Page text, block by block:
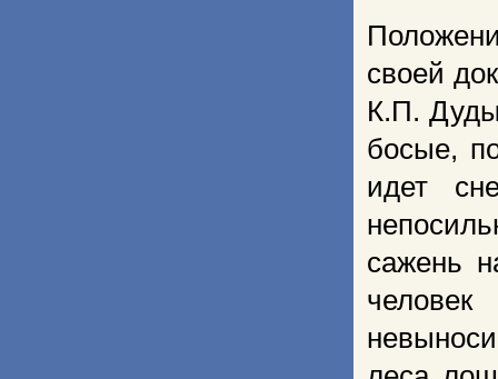
своей
К.П.
босые,
идет
сажень